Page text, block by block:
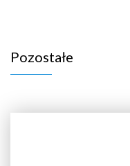
Pozostałe